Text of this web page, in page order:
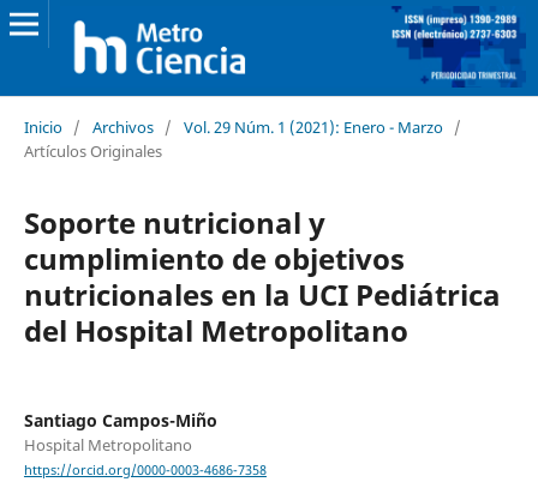
Inicio / Archivos / Vol. 29 Núm. 1 (2021): Enero - Marzo /
Artículos Originales
Soporte nutricional y
cumplimiento de objetivos
nutricionales en la UCI Pediátrica
del Hospital Metropolitano
Santiago Campos-Miño
Hospital Metropolitano
https://orcid.org/0000-0003-4686-7358